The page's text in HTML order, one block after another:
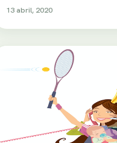
13 abril, 2020